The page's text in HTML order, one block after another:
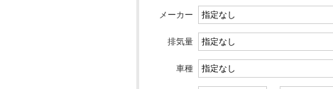
メーカー
排気量
車種